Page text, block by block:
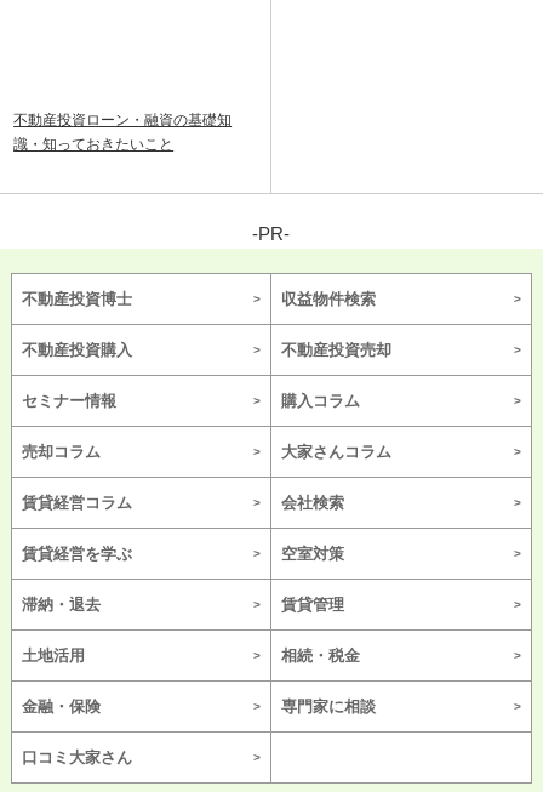
不動産投資ローン・融資の基礎知
識・知っておきたいこと
-PR-
不動産投資博士 収益物件検索
不動産投資購入 不動産投資売却
セミナー情報 購入コラム
売却コラム 大家さんコラム
賃貸経営コラム 会社検索
賃貸経営を学ぶ 空室対策
滞納・退去 賃貸管理
土地活用 相続・税金
金融・保険 専門家に相談
口コミ大家さん